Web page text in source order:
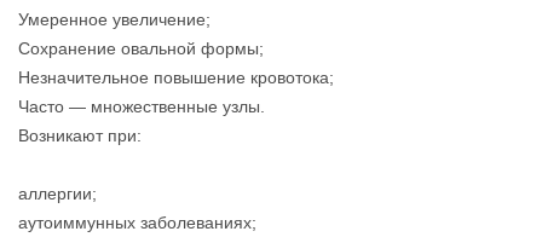
Умеренное увеличение;
Сохранение овальной формы;
Незначительное повышение кровотока;
Часто — множественные узлы.
Возникают при:
аллергии;
аутоиммунных заболеваниях;